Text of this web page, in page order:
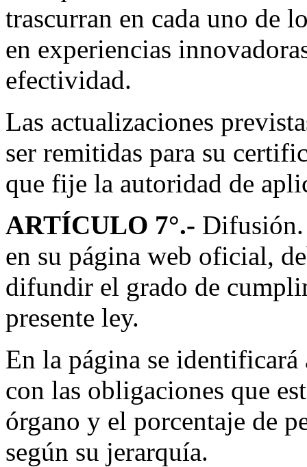
trascurran en cada uno de
en experiencias
efectividad.
Las actualizaciones
ser remitidas para su
que fije la autoridad de
ARTÍCULO 7°.- Difusión.
en su página web oficial,
difundir el grado de
presente ley.
En la página se identificará
con las obligaciones que
órgano y el porcentaje de
según su jerarquía.